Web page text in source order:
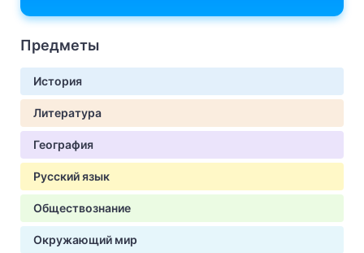
Предметы
История
Литература
География
Русский язык
Обществознание
Окружающий мир